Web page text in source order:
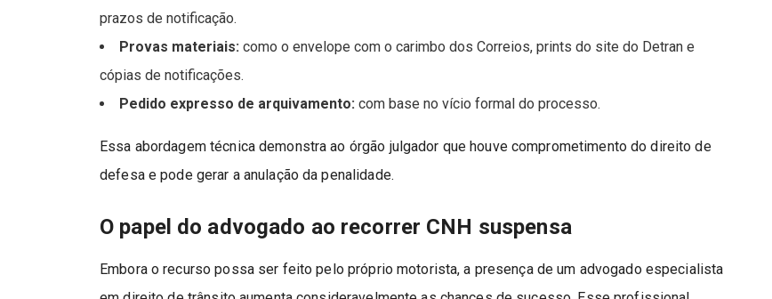
prazos de notificação.
Provas materiais: como o envelope com o carimbo dos Correios, prints do site do Detran e
cópias de notificações.
Pedido expresso de arquivamento: com base no vício formal do processo.
Essa abordagem técnica demonstra ao órgão julgador que houve comprometimento do direito de
defesa e pode gerar a anulação da penalidade.
O papel do advogado ao recorrer CNH suspensa
Embora o recurso possa ser feito pelo próprio motorista, a presença de um advogado especialista